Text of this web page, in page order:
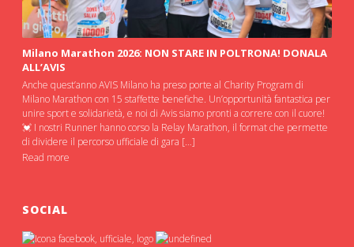
Milano Marathon 2026: NON STARE IN POLTRONA! DONALA
ALL’AVIS
Anche quest’anno AVIS Milano ha preso porte al Charity Program di
Milano Marathon con 15 staffette benefiche. Un’opportunità fantastica per
unire sport e solidarietà, e noi di Avis siamo pronti a correre con il cuore!
💓 I nostri Runner hanno corso la Relay Marathon, il format che permette
di dividere il percorso ufficiale di gara […]
Read more
SOCIAL